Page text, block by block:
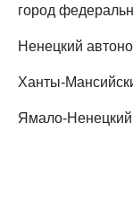
город
Ненецкий
Ханты-
Ямало-